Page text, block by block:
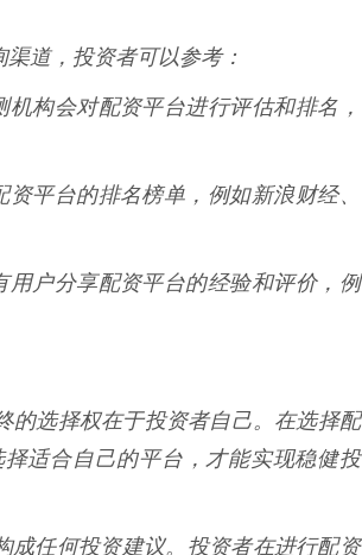
道，投资者可以参考：
构会对配资平台进行评估和排名，
平台的排名榜单，例如新浪财经、
户分享配资平台的经验和评价，例
的选择权在于投资者自己。在选择配
适合自己的平台，才能实现稳健投
成任何投资建议。投资者在进行配资